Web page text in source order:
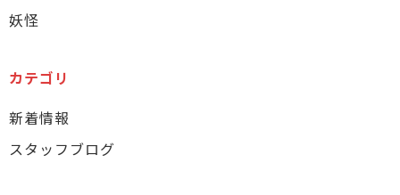
妖怪
カテゴリ
新着情報
スタッフブログ